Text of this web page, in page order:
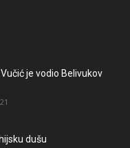
je vodio Belivukov
dušu